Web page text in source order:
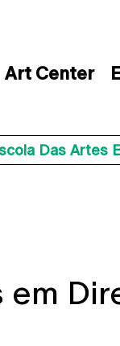
Art Center
Das Artes